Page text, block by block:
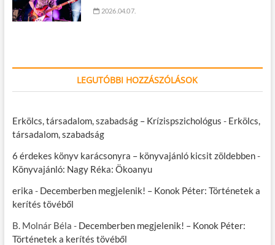
2026.04.07.
LEGUTÓBBI HOZZÁSZÓLÁSOK
Erkölcs, társadalom, szabadság – Krízispszichológus - Erkölcs,
társadalom, szabadság
6 érdekes könyv karácsonyra – könyvajánló kicsit zöldebben-
Könyvajánló: Nagy Réka: Ökoanyu
erika - Decemberben megjelenik! – Konok Péter: Történetek a
kerítés tövéből
B. Molnár Béla - Decemberben megjelenik! – Konok Péter:
Történetek a kerítés tövéből